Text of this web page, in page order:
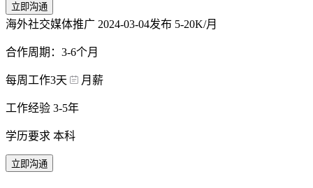
立即沟通
海外社交媒体推广 2024-03-04发布 5-20K/月
合作周期：3-6个月
每周工作3天 月薪
工作经验 3-5年
学历要求 本科
立即沟通